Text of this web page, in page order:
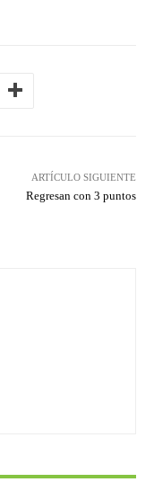
ARTÍCULO SIGUIENTE
Regresan con 3 puntos